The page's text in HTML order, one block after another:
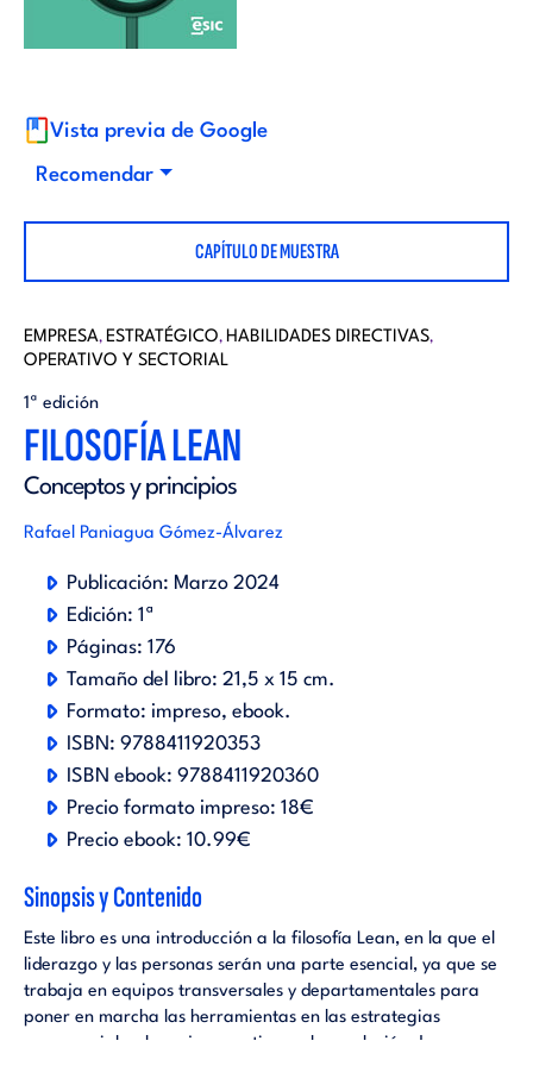
d
r
i
a
l
o
r
a
Vista previa de Google
Recomendar
CAPÍTULO DE MUESTRA
EMPRESA, ESTRATÉGICO, HABILIDADES DIRECTIVAS,
OPERATIVO Y SECTORIAL
1ª edición
FILOSOFÍA LEAN
Conceptos y principios
Rafael Paniagua Gómez-Álvarez
Publicación: Marzo 2024
Edición: 1ª
Páginas: 176
Tamaño del libro: 21,5 x 15 cm.
Formato: impreso ebook.
ISBN: 9788411920353
ISBN ebook: 9788411920360
Precio formato impreso: 18€
Precio ebook: 10.99€
Sinopsis y Contenido
Este libro es una introducción a la filosofía Lean, en la que el
liderazgo y las personas serán una parte esencial, ya que se
trabaja en equipos transversales y departamentales para
poner en marcha las herramientas en las estrategias
empresariales, la mejora continua y la resolución de